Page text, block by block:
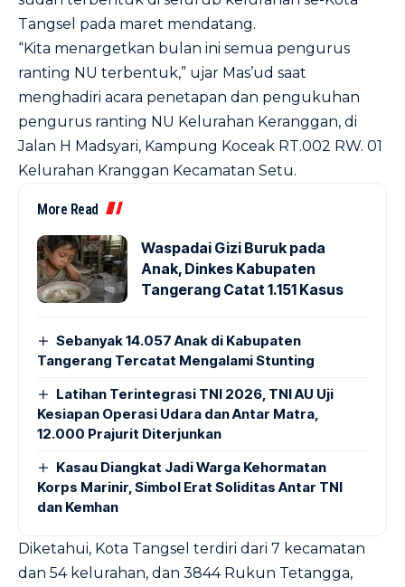
Tangsel pada maret mendatang.
“Kita menargetkan bulan ini semua pengurus
ranting NU terbentuk,” ujar Mas’ud saat
menghadiri acara penetapan dan pengukuhan
pengurus ranting NU Kelurahan Keranggan, di
Jalan H Madsyari, Kampung Koceak RT.002 RW. 01
Kelurahan Kranggan Kecamatan Setu.
More Read
Waspadai Gizi Buruk pada
Anak, Dinkes Kabupaten
Tangerang Catat 1.151 Kasus
Sebanyak 14.057 Anak di Kabupaten
Tangerang Tercatat Mengalami Stunting
Latihan Terintegrasi TNI 2026, TNI AU Uji
Kesiapan Operasi Udara dan Antar Matra,
12.000 Prajurit Diterjunkan
Kasau Diangkat Jadi Warga Kehormatan
Korps Marinir, Simbol Erat Soliditas Antar TNI
dan Kemhan
Diketahui, Kota Tangsel terdiri dari 7 kecamatan
dan 54 kelurahan, dan 3844 Rukun Tetangga,